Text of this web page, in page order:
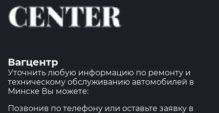
Вагцентр
Уточнить любую информацию по ремонту и
техническому обслуживанию автомобилей в
Минске Вы можете:
Позвонив по телефону или оставьте заявку в